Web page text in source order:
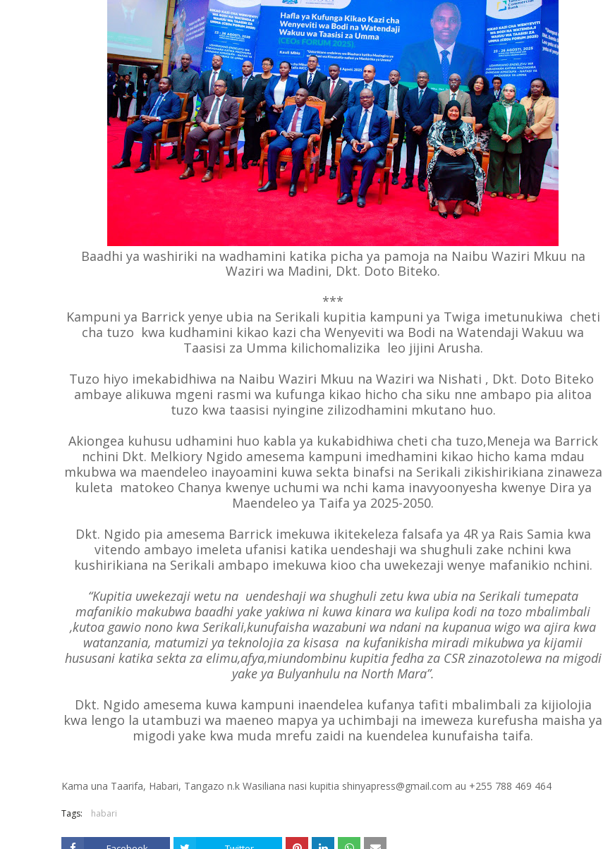
Baadhi ya washiriki na wadhamini katika picha ya pamoja na Naibu Waziri Mkuu na
Waziri wa Madini, Dkt. Doto Biteko.
***
Kampuni ya Barrick yenye ubia na Serikali kupitia kampuni ya Twiga imetunukiwa cheti
cha tuzo kwa kudhamini kikao kazi cha Wenyeviti wa Bodi na Watendaji Wakuu wa
Taasisi za Umma kilichomalizika leo jijini Arusha.
Tuzo hiyo imekabidhiwa na Naibu Waziri Mkuu na Waziri wa Nishati , Dkt. Doto Biteko
ambaye alikuwa mgeni rasmi wa kufunga kikao hicho cha siku nne ambapo pia alitoa
tuzo kwa taasisi nyingine zilizodhamini mkutano huo.
Akiongea kuhusu udhamini huo kabla ya kukabidhiwa cheti cha tuzo,Meneja wa Barrick
nchini Dkt. Melkiory Ngido amesema kampuni imedhamini kikao hicho kama mdau
mkubwa wa maendeleo inayoamini kuwa sekta binafsi na Serikali zikishirikiana zinaweza
kuleta matokeo Chanya kwenye uchumi wa nchi kama inavyoonyesha kwenye Dira ya
Maendeleo ya Taifa ya 2025-2050.
Dkt. Ngido pia amesema Barrick imekuwa ikitekeleza falsafa ya 4R ya Rais Samia kwa
vitendo ambayo imeleta ufanisi katika uendeshaji wa shughuli zake nchini kwa
kushirikiana na Serikali ambapo imekuwa kioo cha uwekezaji wenye mafanikio nchini.
“Kupitia uwekezaji wetu na uendeshaji wa shughuli zetu kwa ubia na Serikali tumepata
mafanikio makubwa baadhi yake yakiwa ni kuwa kinara wa kulipa kodi na tozo mbalimbali
,kutoa gawio nono kwa Serikali,kunufaisha wazabuni wa ndani na kupanua wigo wa ajira kwa
watanzania, matumizi ya teknolojia za kisasa na kufanikisha miradi mikubwa ya kijamii
hususani katika sekta za elimu,afya,miundombinu kupitia fedha za CSR zinazotolewa na migodi
yake ya Bulyanhulu na North Mara”.
Dkt. Ngido amesema kuwa kampuni inaendelea kufanya tafiti mbalimbali za kijiolojia
kwa lengo la utambuzi wa maeneo mapya ya uchimbaji na imeweza kurefusha maisha ya
migodi yake kwa muda mrefu zaidi na kuendelea kunufaisha taifa.
Kama una Taarifa, Habari, Tangazo n.k Wasiliana nasi kupitia shinyapress@gmail.com au +255 788 469 464
Tags: habari